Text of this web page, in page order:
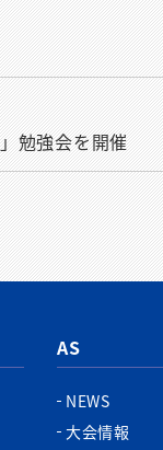
勉強会を開催
AS
NEWS
大会情報